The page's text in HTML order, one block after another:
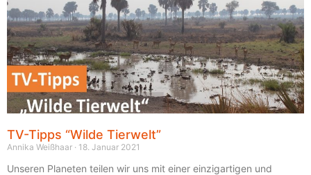
TV-Tipps “Wilde Tierwelt”
Annika Weißhaar 18. Januar 2021
Unseren Planeten teilen wir uns mit einer einzigartigen und